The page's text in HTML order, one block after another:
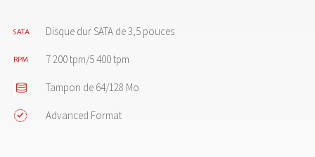
Disque dur SATA de 3,5 pouces
7 200 tpm/5 400 tpm
Tampon de 64/128 Mo
Advanced Format